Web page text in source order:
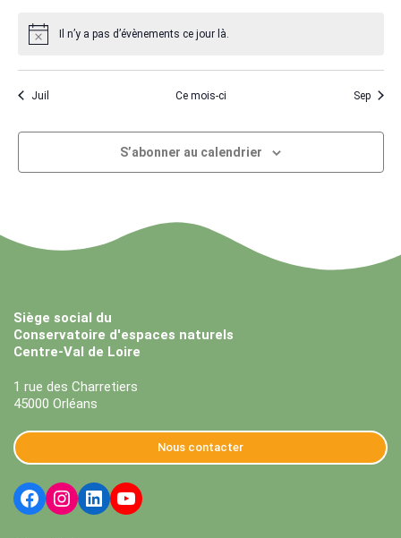
Il n’y a pas d’évènements ce jour là.
Juil Ce mois-ci Sep
S’abonner au calendrier
Siège social du
Conservatoire d'espaces naturels
Centre-Val de Loire
1 rue des Charretiers
45000 Orléans
Nous contacter